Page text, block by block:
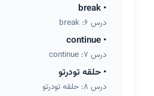
•
break
درس 6: break
•
continue
درس 7: continue
• حلقه تودرتو
درس 8: حلقه تودرتو